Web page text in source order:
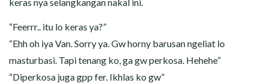
“Feerrr.. itu lo keras ya?”
“Ehh oh iya Van. Sorry ya. Gw horny barusan ngeliat lo
masturbasi. Tapi tenang ko, ga gw perkosa. Hehehe”
“Diperkosa juga gpp fer. Ikhlas ko gw”